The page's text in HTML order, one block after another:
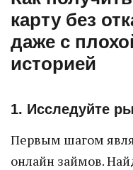
карту без
даже с
историей
1. Исследуйте
Первым шагом
онлайн займов.